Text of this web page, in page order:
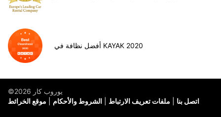
أفضل نظافة في KAYAK 2020
©يوروب كار 2026
موقع الخرائط
الشروط والأحكام ملفات تعريف الارتباط اتصل بنا